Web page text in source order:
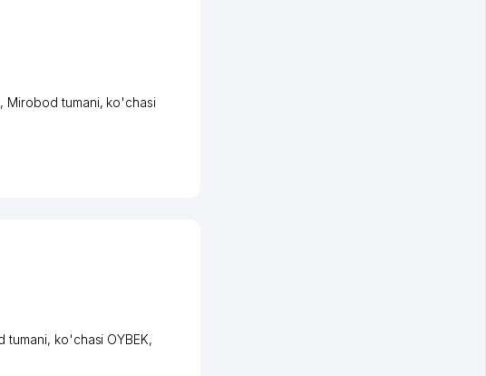
, Mirobod tumani, ko'chasi
tumani, ko'chasi OYBEK,